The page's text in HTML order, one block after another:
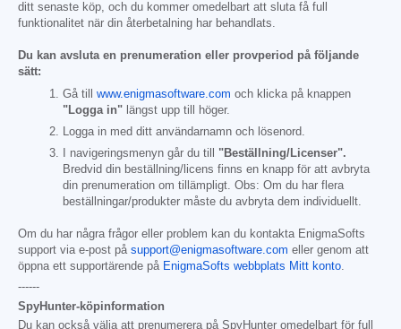
ditt senaste köp, och du kommer omedelbart att sluta få full
funktionalitet när din återbetalning har behandlats.
Du kan avsluta en prenumeration eller provperiod på följande
sätt:
Gå till www.enigmasoftware.com och klicka på knappen
"Logga in" längst upp till höger.
Logga in med ditt användarnamn och lösenord.
I navigeringsmenyn går du till "Beställning/Licenser".
Bredvid din beställning/licens finns en knapp för att avbryta
din prenumeration om tillämpligt. Obs: Om du har flera
beställningar/produkter måste du avbryta dem individuellt.
Om du har några frågor eller problem kan du kontakta EnigmaSofts
support via e-post på support@enigmasoftware.com eller genom att
öppna ett supportärende på EnigmaSofts webbplats Mitt konto.
------
SpyHunter-köpinformation
Du kan också välja att prenumerera på SpyHunter omedelbart för full